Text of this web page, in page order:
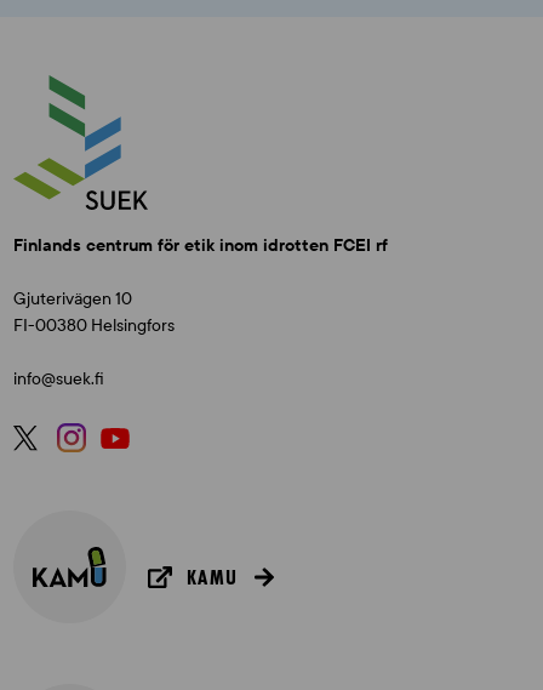
Finlands centrum för etik inom idrotten FCEI rf
Gjuterivägen 10
FI-00380 Helsingfors
info@suek.fi
KAMU